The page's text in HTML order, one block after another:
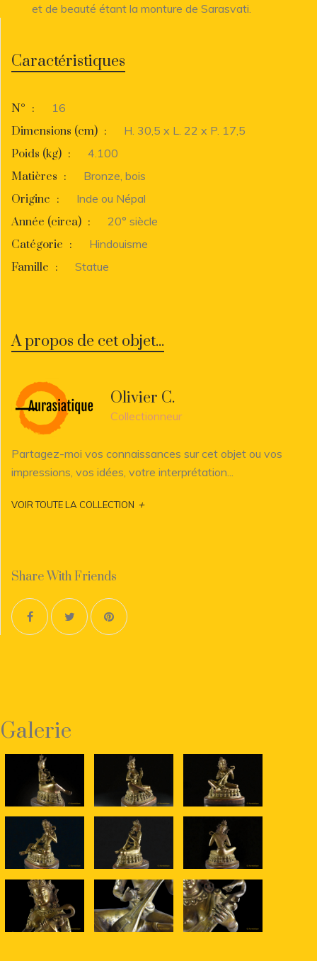
et de beauté étant la monture de Sarasvati.
Caractéristiques
N° :
16
Dimensions (cm) :
H. 30,5 x L. 22 x P. 17,5
Poids (kg) :
4.100
Matières :
Bronze, bois
Origine :
Inde ou Népal
Année (circa) :
20° siècle
Catégorie :
Hindouisme
Famille : Statue
A propos de cet objet...
Olivier C.
Collectionneur
Partagez-moi vos connaissances sur cet objet ou vos
impressions, vos idées, votre interprétation...
VOIR TOUTE LA COLLECTION +
Share With Friends
Galerie